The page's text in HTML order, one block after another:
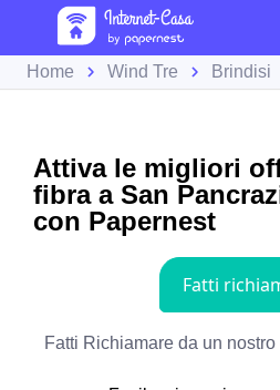
Home Wind Tre Brindisi